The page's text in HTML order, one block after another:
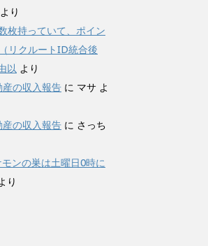
より
枚持っていて、ポイン
リクルートID統合後
以 より
の収入報告 に マサ よ
の収入報告 に さっち
ンの巣は土曜日0時に
り